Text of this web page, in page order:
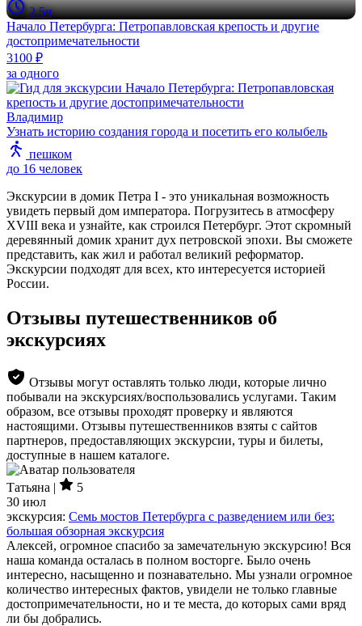
2.5ч
Начало Петербурга: Петропавловская крепость и другие
достопримечательности
3100 ₽
за одного
Владимир
Узнать историю создания города и посетить его колыбель
пешком
до 16 человек
Экскурсии в домик Петра I - это уникальная возможность
увидеть первый дом императора. Погрузитесь в атмосферу
XVIII века и узнайте, как строился Петербург. Этот скромный
деревянный домик хранит дух петровской эпохи. Вы сможете
представить, как жил и работал великий реформатор.
Экскурсии подходят для всех, кто интересуется историей
России.
Отзывы путешественников об
экскурсиях
Отзывы могут оставлять только люди, которые лично
побывали на экскурсиях/воспользовались услугами. Таким
образом, все отзывы проходят проверку и являются
настоящими. Отзывы путешественников взяты с сайтов
партнеров, предоставляющих экскурсии, туры и билеты,
доступные в нашем каталоге.
Татьяна |
5
30 июл
экскурсия: Семь мостов Петербурга с разведением или без:
большая обзорная экскурсия
Алексей, огромное спасибо за замечательную экскурсию! Вся
наша команда осталась в полном восторге. Было очень
интересно, насыщенно и познавательно. Мы узнали огромное
количество интересных фактов, увидели не только главные
достопримечательности, но и те места, до которых сами вряд
ли бы добрались.